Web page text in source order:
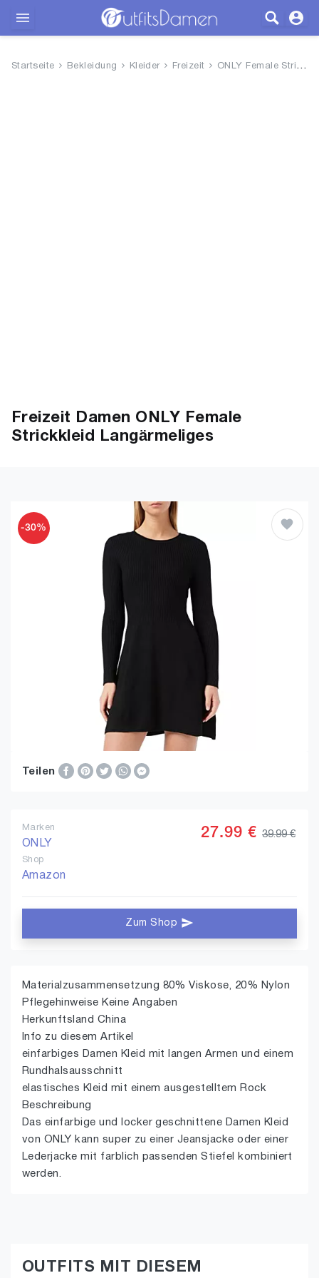
Startseite Bekleidung Kleider Freizeit ONLY Female Strickkleid Langä...
Freizeit Damen ONLY Female
Strickkleid Langärmeliges
-30%
Teilen
Marken
ONLY
Shop
Amazon
27.99 € 39.99 €
Zum Shop
Materialzusammensetzung 80% Viskose, 20% Nylon
Pflegehinweise Keine Angaben
Herkunftsland China
Info zu diesem Artikel
einfarbiges Damen Kleid mit langen Armen und einem
Rundhalsausschnitt
elastisches Kleid mit einem ausgestelltem Rock
Beschreibung
Das einfarbige und locker geschnittene Damen Kleid
von ONLY kann super zu einer Jeansjacke oder einer
Lederjacke mit farblich passenden Stiefel kombiniert
werden.
OUTFITS MIT DIESEM